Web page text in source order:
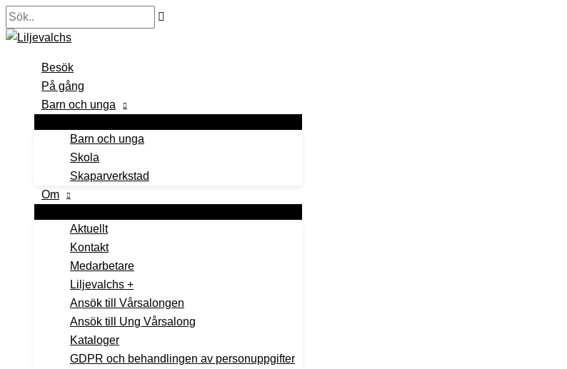
Hoppa
till
Sök..
Besök
På gång
Barn och unga
Barn och unga
Skola
Skaparverkstad
Om
Aktuellt
Kontakt
Medarbetare
Liljevalchs +
Ansök till Vårsalongen
Ansök till Ung Vårsalong
Kataloger
GDPR och behandlingen av personuppgifter